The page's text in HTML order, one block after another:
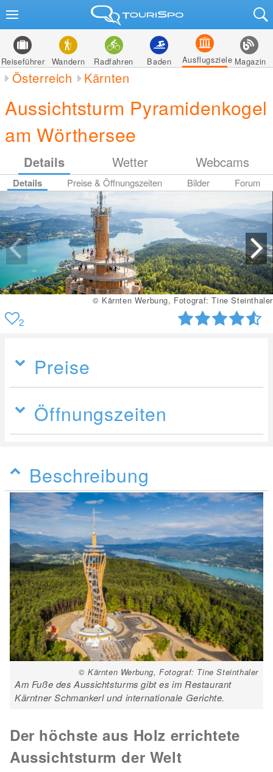
Reiseführer Wandern Radfahren Baden Ausflugsziele Magazin
Österreich Kärnten
Aussichtsturm Pyramidenkogel
am Wörthersee
Details Wetter Webcams
Details Preise & Öffnungszeiten Bilder Forum
© Kärnten Werbung, Fotograf: Tine Steinthaler
2
Preise
Öffnungszeiten
Beschreibung
© Kärnten Werbung, Fotograf: Tine Steinthaler
Am Fuße des Aussichtsturms gibt es im Restaurant
Kärntner Schmankerl und internationale Gerichte.
Der höchste aus Holz errichtete
Aussichtsturm der Welt